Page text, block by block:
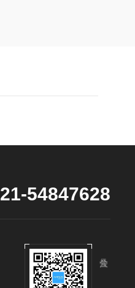
21-54847628